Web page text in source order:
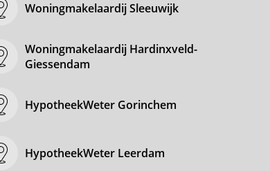
Woningmakelaardij Sleeuwijk
Woningmakelaardij Hardinxveld-
Giessendam
HypotheekWeter Gorinchem
HypotheekWeter Leerdam